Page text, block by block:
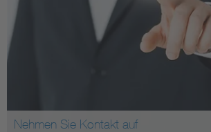
Nehmen Sie Kontakt auf